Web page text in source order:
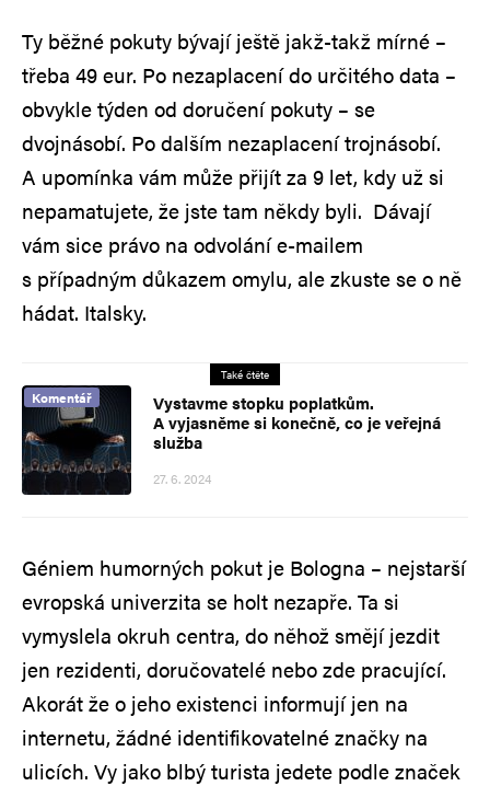
Ty běžné pokuty bývají ještě jakž-takž mírné –
třeba 49 eur. Po nezaplacení do určitého data –
obvykle týden od doručení pokuty – se
dvojnásobí. Po dalším nezaplacení trojnásobí.
A upomínka vám může přijít za 9 let, kdy už si
nepamatujete, že jste tam někdy byli. Dávají
vám sice právo na odvolání e-mailem
s případným důkazem omylu, ale zkuste se o ně
hádat. Italsky.
Také čtěte
Komentář
Vystavme stopku poplatkům.
A vyjasněme si konečně, co je veřejná
služba
27. 6. 2024
Géniem humorných pokut je Bologna – nejstarší
evropská univerzita se holt nezapře. Ta si
vymyslela okruh centra, do něhož smějí jezdit
jen rezidenti, doručovatelé nebo zde pracující.
Akorát že o jeho existenci informují jen na
internetu, žádné identifikovatelné značky na
ulicích. Vy jako blbý turista jedete podle značek